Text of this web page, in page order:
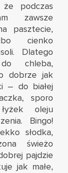
podczas
zawsze
pasztecie,
cienko
Dlatego
chleba,
dobrze jak
– do białej
sporo
oleju
Bingo!
słodka,
świeżo
pajdzie
jak małe,